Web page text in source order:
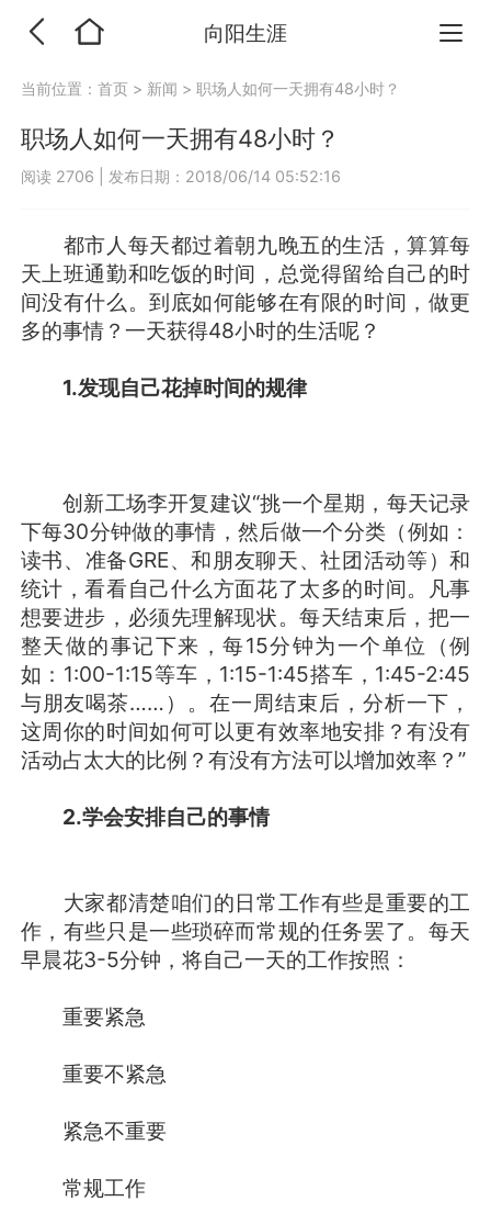
向阳生涯
当前位置：首页 > 新闻 >职场人如何一天拥有48小时？
职场人如何一天拥有48小时？
阅读 2706 发布日期：2018/06/14 05:52:16
都市人每天都过着朝九晚五的生活，算算每
天上班通勤和吃饭的时间，总觉得留给自己的时
间没有什么。到底如何能够在有限的时间，做更
多的事情？一天获得48小时的生活呢？
1.发现自己花掉时间的规律
创新工场李开复建议“挑一个星期，每天记录
下每30分钟做的事情，然后做一个分类（例如：
读书、准备GRE、和朋友聊天、社团活动等）和
统计，看看自己什么方面花了太多的时间。凡事
想要进步，必须先理解现状。每天结束后，把一
整天做的事记下来，每15分钟为一个单位（例
如：1:00-1:15等车，1:15-1:45搭车，1:45-2:45
与朋友喝茶……）。在一周结束后，分析一下，
这周你的时间如何可以更有效率地安排？有没有
活动占太大的比例？有没有方法可以增加效率？”
2.学会安排自己的事情
大家都清楚咱们的日常工作有些是重要的工
作，有些只是一些琐碎而常规的任务罢了。每天
早晨花3-5分钟，将自己一天的工作按照：
重要紧急
重要不紧急
紧急不重要
常规工作